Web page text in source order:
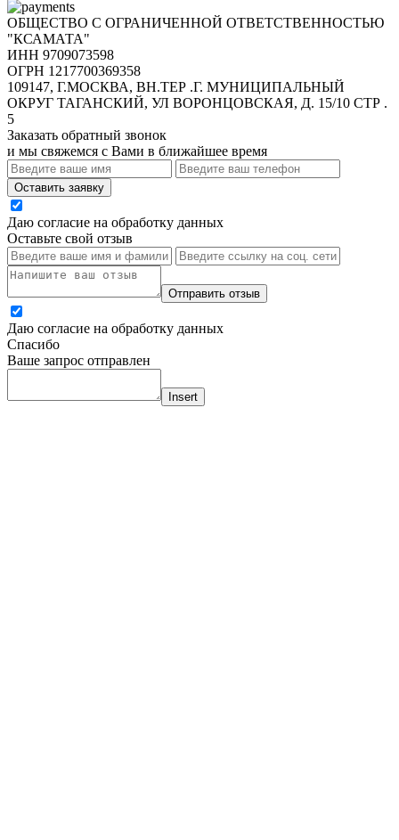
ОБЩЕСТВО С ОГРАНИЧЕННОЙ ОТВЕТСТВЕННОСТЬЮ
"КСАМАТА"
ИНН 9709073598
ОГРН 1217700369358
109147, Г.МОСКВА, ВН.ТЕР .Г. МУНИЦИПАЛЬНЫЙ
ОКРУГ ТАГАНСКИЙ, УЛ ВОРОНЦОВСКАЯ, Д. 15/10 СТР .
5
Заказать обратный звонок
и мы свяжемся с Вами в ближайшее время
Оставить заявку
Даю согласие на обработку данных
Оставьте свой отзыв
Отправить отзыв
Даю согласие на обработку данных
Спасибо
Ваше запрос отправлен
Insert